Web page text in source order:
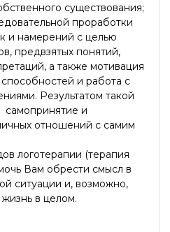
существования;
проработки
и намерений с целью
предвзятых понятий,
а также мотивация
и работа с
Результатом такой
самопринятие и
отношений с самим
логотерапии (терапия
Вам обрести смысл в
ситуации и, возможно,
в целом.